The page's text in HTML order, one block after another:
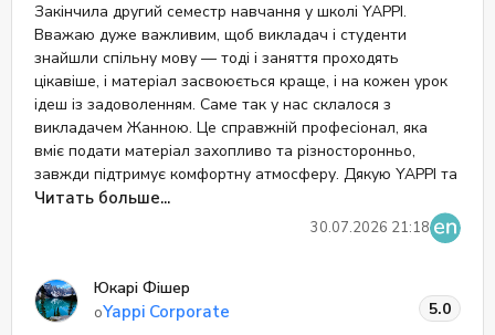
0
0 Отзывы
30.07.2026 21:18
Закінчила другий семестр навчання у школі YAPPI.
Вважаю дуже важливим, щоб викладач і студенти
знайшли спільну мову — тоді і заняття проходять
цікавіше, і матеріал засвоюється краще, і на кожен урок
ідеш із задоволенням. Саме так у нас склалося з
викладачем Жанною. Це справжній професіонал, яка
вміє подати матеріал захопливо та різносторонньо,
завжди підтримує комфортну атмосферу. Дякую YAPPI та
Жанні за високий рівень викладання, цікаву подачу
інформації та уважний, індивідуальний підхід!
Читать больше...
Юкарі Фішер
оYappi Corporate
5.0